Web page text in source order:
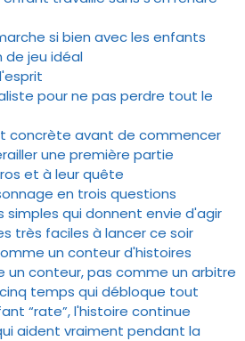
si bien avec les enfants
de jeu idéal
pour ne pas perdre tout le
concrète avant de commencer
une première partie
et à leur quête
en trois questions
simples qui donnent envie d'agir
très faciles à lancer ce soir
un conteur d'histoires
un conteur, pas comme un arbitre
temps qui débloque tout
“rate”, l'histoire continue
aident vraiment pendant la